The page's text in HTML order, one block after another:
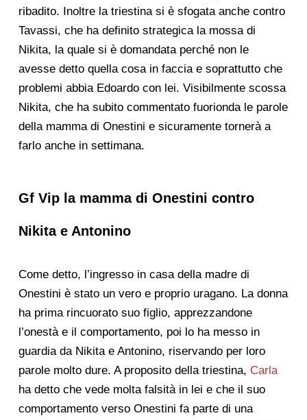
ribadito. Inoltre la triestina si è sfogata anche contro
Tavassi, che ha definito strategica la mossa di
Nikita, la quale si è domandata perché non le
avesse detto quella cosa in faccia e soprattutto che
problemi abbia Edoardo con lei. Visibilmente scossa
Nikita, che ha subito commentato fuorionda le parole
della mamma di Onestini e sicuramente tornerà a
farlo anche in settimana.
Gf Vip la mamma di Onestini contro
Nikita e Antonino
Come detto, l’ingresso in casa della madre di
Onestini è stato un vero e proprio uragano. La donna
ha prima rincuorato suo figlio, apprezzandone
l’onestà e il comportamento, poi lo ha messo in
guardia da Nikita e Antonino, riservando per loro
parole molto dure. A proposito della triestina, Carla
ha detto che vede molta falsità in lei e che il suo
comportamento verso Onestini fa parte di una